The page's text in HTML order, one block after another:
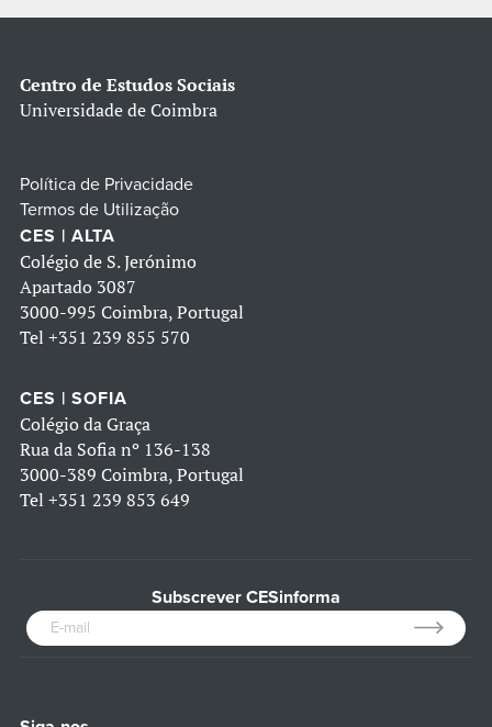
Centro de Estudos Sociais
Universidade de Coimbra
Política de Privacidade
Termos de Utilização
CES | ALTA
Colégio de S. Jerónimo
Apartado 3087
3000-995 Coimbra, Portugal
Tel +351 239 855 570
CES | SOFIA
Colégio da Graça
Rua da Sofia nº 136-138
3000-389 Coimbra, Portugal
Tel +351 239 853 649
Subscrever CESinforma